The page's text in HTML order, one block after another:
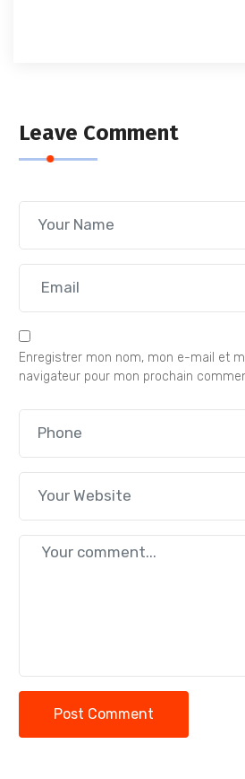
Leave Comment
Enregistrer mon nom, mon e-mail et
navigateur pour mon prochain
Post Comment